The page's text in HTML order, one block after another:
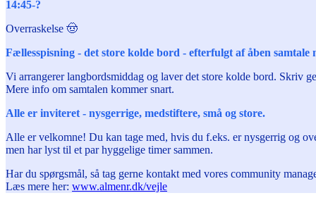
14:45-?
Overraskelse 🤠
Fællesspisning - det store kolde bord - efterfulgt af åben samtale
Vi arrangerer langbordsmiddag og laver det store kolde bord. Skriv
Mere info om samtalen kommer snart.
Alle er inviteret - nysgerrige, medstiftere, små og store.
Alle er velkomne! Du kan tage med, hvis du f.eks. er nysgerrig og
men har lyst til et par hyggelige timer sammen.
Har du spørgsmål, så tag gerne kontakt med vores community
Læs mere her: www.almenr.dk/vejle